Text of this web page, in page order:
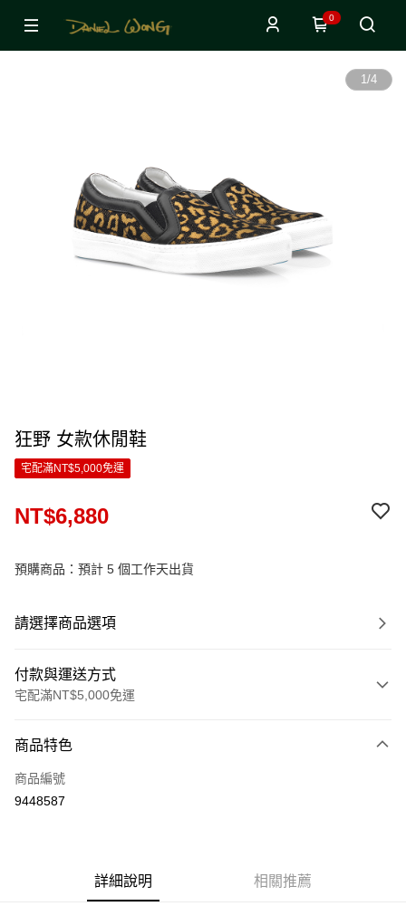
0
1/4
狂野 女款休閒鞋
宅配滿NT$5,000免運
NT$6,880
預購商品：預計 5 個工作天出貨
請選擇商品選項
付款與運送方式
宅配滿NT$5,000免運
信用卡一次付款
LINE Pay
商品特色
商品編號
9448587
詳細說明 相關推薦